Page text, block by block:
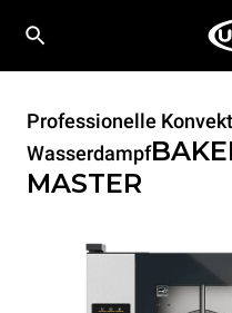
Professionelle
Wasserdampf
MASTER